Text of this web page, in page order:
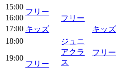
15:00
フリー
フリー
16:00
17:00 キッズ キッズ
18:00
フリー
ジュニ
アクラ
ス
フリー
19:00